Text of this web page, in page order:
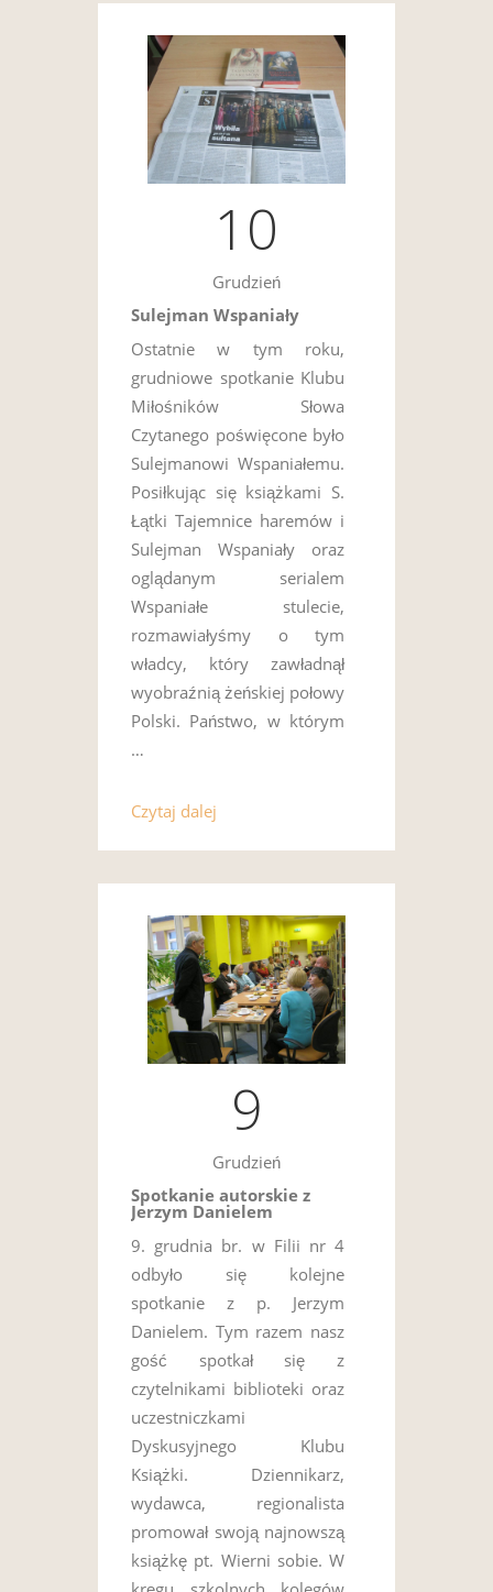
10
Grudzień
Sulejman Wspaniały
Ostatnie w tym roku,
grudniowe spotkanie Klubu
Miłośników Słowa
Czytanego poświęcone było
Sulejmanowi Wspaniałemu.
Posiłkując się książkami S.
Łątki Tajemnice haremów i
Sulejman Wspaniały oraz
oglądanym serialem
Wspaniałe stulecie,
rozmawiałyśmy o tym
władcy, który zawładnął
wyobraźnią żeńskiej połowy
Polski. Państwo, w którym
…
Czytaj dalej
9
Grudzień
Spotkanie autorskie z
Jerzym Danielem
9. grudnia br. w Filii nr 4
odbyło się kolejne
spotkanie z p. Jerzym
Danielem. Tym razem nasz
gość spotkał się z
czytelnikami biblioteki oraz
uczestniczkami
Dyskusyjnego Klubu
Książki. Dziennikarz,
wydawca, regionalista
promował swoją najnowszą
książkę pt. Wierni sobie. W